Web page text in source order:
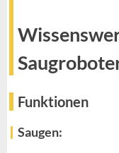
Funktionen
Saugen: